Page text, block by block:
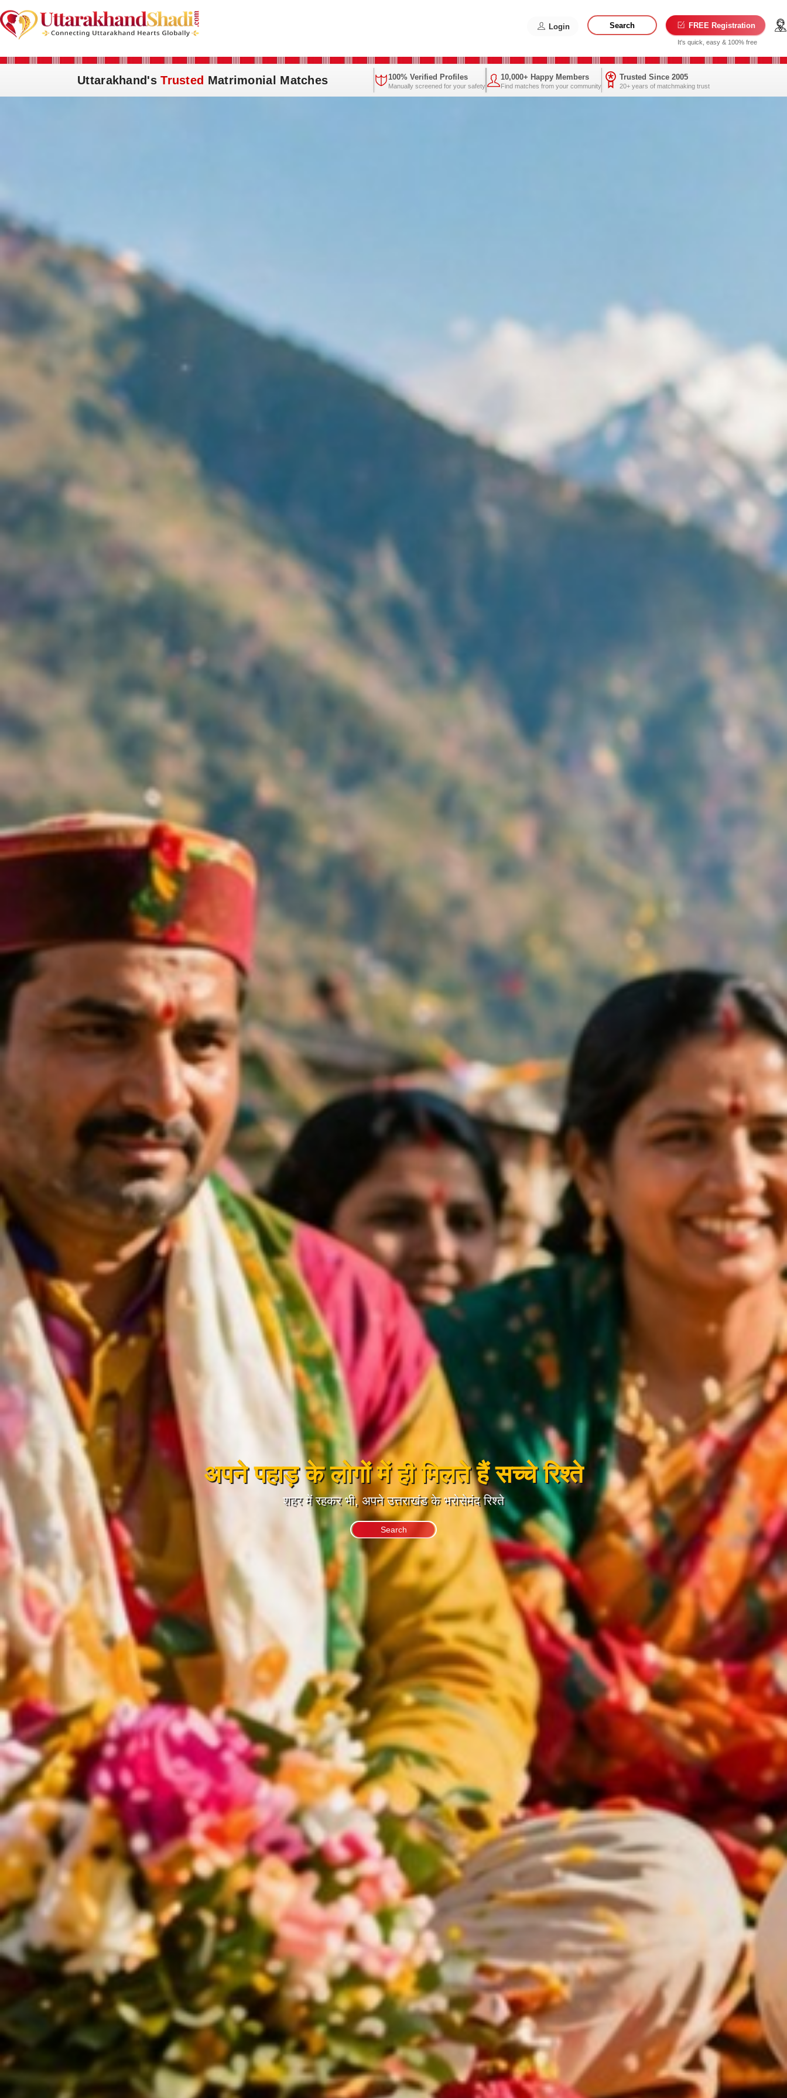
Login Search FREE Registration
It's quick, easy & 100% free
Uttarakhand'sTrusted Matrimonial Matches 100% Verified Profiles
Manually screened for your safety
10,000+ Happy Members
Find matches from your community
Trusted Since 2005
20+ years of matchmaking trust
अपने पहाड़ के लोगों में ही मिलते हैं सच्चे रिश्ते
शहर में रहकर भी, अपने उत्तराखंड के भरोसेमंद रिश्ते